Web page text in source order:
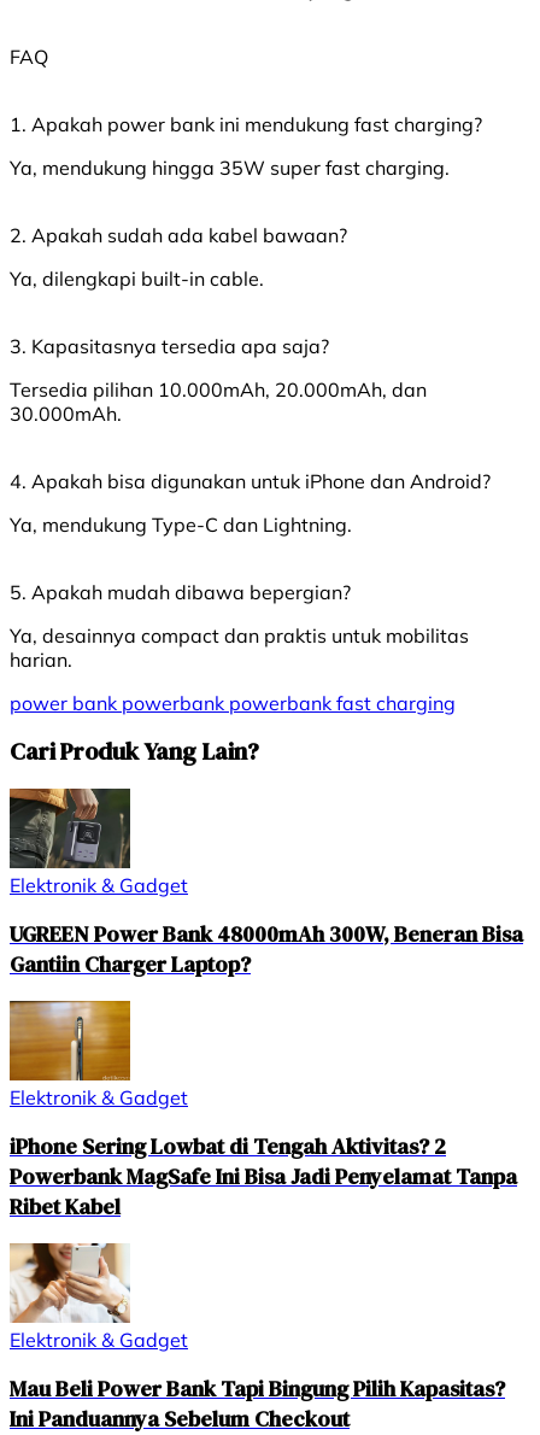
FAQ
1. Apakah power bank ini mendukung fast charging?
Ya, mendukung hingga 35W super fast charging.
2. Apakah sudah ada kabel bawaan?
Ya, dilengkapi built-in cable.
3. Kapasitasnya tersedia apa saja?
Tersedia pilihan 10.000mAh, 20.000mAh, dan
30.000mAh.
4. Apakah bisa digunakan untuk iPhone dan Android?
Ya, mendukung Type-C dan Lightning.
5. Apakah mudah dibawa bepergian?
Ya, desainnya compact dan praktis untuk mobilitas
harian.
power bank powerbank powerbank fast charging
Cari Produk Yang Lain?
Elektronik & Gadget
UGREEN Power Bank 48000mAh 300W, Beneran Bisa
Gantiin Charger Laptop?
Elektronik & Gadget
iPhone Sering Lowbat di Tengah Aktivitas? 2
Powerbank MagSafe Ini Bisa Jadi Penyelamat Tanpa
Ribet Kabel
Elektronik & Gadget
Mau Beli Power Bank Tapi Bingung Pilih Kapasitas?
Ini Panduannya Sebelum Checkout